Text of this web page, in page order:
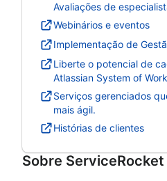
Avaliações de
Webinários e eventos
Implementação de
Liberte o potencial de
Atlassian System of
Serviços gerenciados
mais ágil.
Histórias de clientes
Sobre ServiceRocket